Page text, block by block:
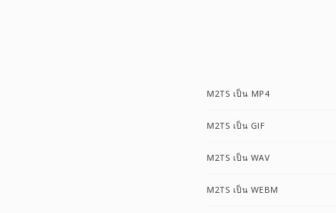
M2TS เป็น MP4
M2TS เป็น GIF
M2TS เป็น WAV
M2TS เป็น WEBM